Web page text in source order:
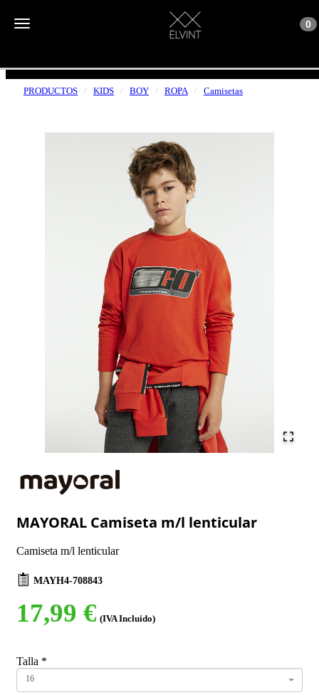
Toggle navigation Toggle
0
ENVÍOS GRATUITOS A PARTIR DE 50€
PRODUCTOS KIDS BOY ROPA Camisetas
MAYORAL Camiseta m/l lenticular
Camiseta m/l lenticular
MAYH4-708843
17,99 € (IVA Incluido)
Talla *
16